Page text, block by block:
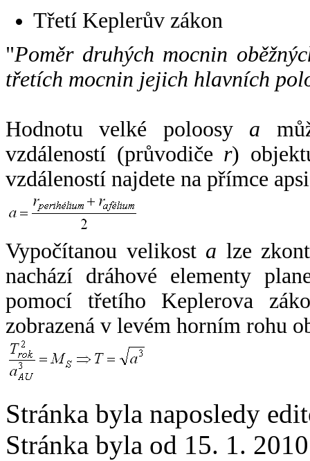
Třetí Keplerův zákon
"Poměr druhých mocnin
třetích mocnin jejich hlavních
Hodnotu velké poloosy a
vzdáleností (průvodiče r)
vzdáleností najdete na přímce
Vypočítanou velikost a lze
nachází dráhové elementy
pomocí třetího Keplerova
zobrazená v levém horním rohu
Stránka byla naposledy
Stránka byla od 15. 1.